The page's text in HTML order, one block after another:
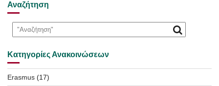
Αναζήτηση
Κατηγορίες Ανακοινώσεων
Erasmus (17)